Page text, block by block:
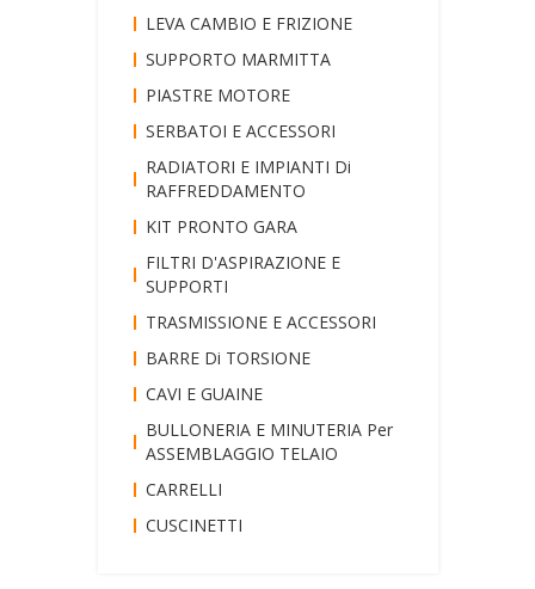
LEVA CAMBIO E FRIZIONE
SUPPORTO MARMITTA
PIASTRE MOTORE
SERBATOI E ACCESSORI
RADIATORI E IMPIANTI Di
RAFFREDDAMENTO
KIT PRONTO GARA
FILTRI D'ASPIRAZIONE E
SUPPORTI
TRASMISSIONE E ACCESSORI
BARRE Di TORSIONE
CAVI E GUAINE
BULLONERIA E MINUTERIA Per
ASSEMBLAGGIO TELAIO
CARRELLI
CUSCINETTI